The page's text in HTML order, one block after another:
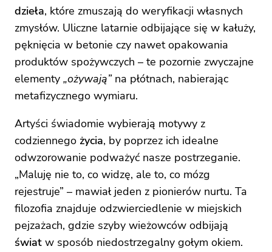
dzieła, które zmuszają do weryfikacji własnych
zmysłów. Uliczne latarnie odbijające się w kałuży,
pęknięcia w betonie czy nawet opakowania
produktów spożywczych – te pozornie zwyczajne
elementy „ożywają”na płótnach, nabierając
metafizycznego wymiaru.
Artyści świadomie wybierają motywy z
codziennego życia, by poprzez ich idealne
odwzorowanie podważyć nasze postrzeganie.
„Maluję nie to, co widzę, ale to, co mózg
rejestruje” – mawiał jeden z pionierów nurtu. Ta
filozofia znajduje odzwierciedlenie w miejskich
pejzażach, gdzie szyby wieżowców odbijają
świat w sposób niedostrzegalny gołym okiem.